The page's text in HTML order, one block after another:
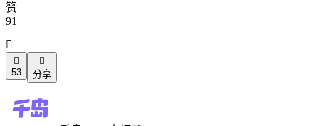
赞
91


53

分享